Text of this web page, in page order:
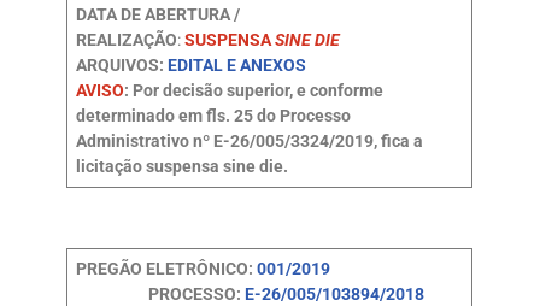
DATA DE ABERTURA /
REALIZAÇÃO:SUSPENSASINE DIE
ARQUIVOS: EDITAL E ANEXOS
AVISO: Por decisão superior, e conforme
determinado em fls. 25 do Processo
Administrativo nº E-26/005/3324/2019, fica a
licitação suspensa sine die.
PREGÃO ELETRÔNICO: 001/2019
PROCESSO: E-26/005/103894/2018